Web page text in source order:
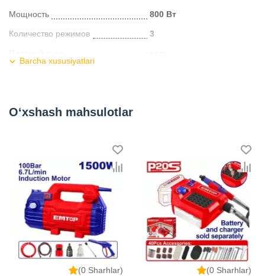
Мощность 800 Вт
Количество режимов 3
Длина кабеля, м
Barcha xususiyatlari
O‘xshash mahsulotlar
(0 Sharhlar)
(0 Sharhlar)